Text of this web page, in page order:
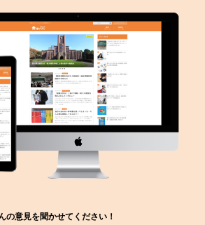
の意見を聞かせてください！